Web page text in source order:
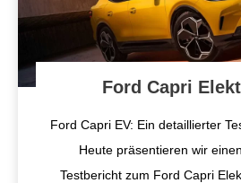
Ford Capri
Ford Capri EV: Ein detaillierter
Heute präsentieren wir
Testbericht zum Ford Capri